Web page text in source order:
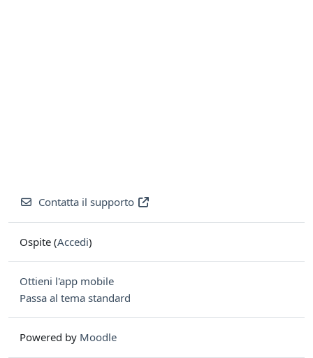
Contatta il supporto
Ospite (Accedi)
Ottieni l'app mobile
Passa al tema standard
Powered by Moodle